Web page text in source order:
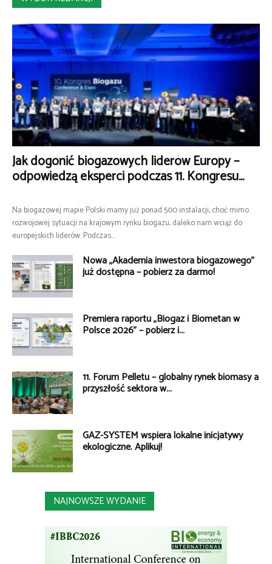
Jak dogonić biogazowych liderów Europy –
odpowiedzą eksperci podczas 11. Kongresu...
Na biogazowej mapie Polski mamy już ponad 500 instalacji, choć mimo
rozwojowej sytuacji na krajowym rynku biogazu, daleko nam wciąż do
europejskich liderów. Podczas...
Nowa „Akademia inwestora biogazowego”
już dostępna – pobierz za darmo!
Premiera raportu „Biogaz i Biometan w
Polsce 2026” – pobierz i...
11. Forum Pelletu – globalny rynek biomasy a
przyszłość sektora w...
GAZ-SYSTEM wspiera lokalne inicjatywy
ekologiczne. Aplikuj!
NAJNOWSZE WYDANIE